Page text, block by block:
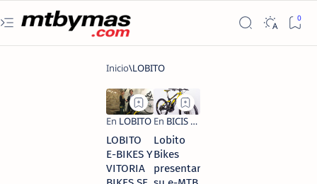
LOBITO
E-BIKES Y
VITORIA
Lobito
Bikes
presentará